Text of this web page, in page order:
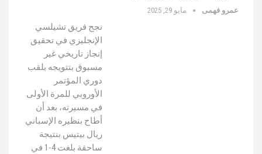
عمرو فهمى مايو 29, 2025
نجح فريق تشيلسي
الإنجليزي في تحقيق
إنجاز تاريخي غير
مسبوق بتتويجه بلقب
دوري المؤتمر
الأوروبي للمرة الأولى
في مسيرته، بعد أن
أطاح بنظيره الإسباني
ريال بيتيس بنتيجة
ساحقة بلغت 4-1 في